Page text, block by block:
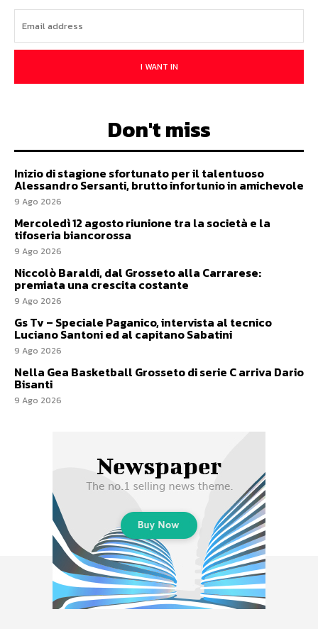
I WANT IN
Don't miss
Inizio di stagione sfortunato per il talentuoso
Alessandro Sersanti, brutto infortunio in amichevole
9 Ago 2026
Mercoledì 12 agosto riunione tra la società e la
tifoseria biancorossa
9 Ago 2026
Niccolò Baraldi, dal Grosseto alla Carrarese:
premiata una crescita costante
9 Ago 2026
Gs Tv – Speciale Paganico, intervista al tecnico
Luciano Santoni ed al capitano Sabatini
9 Ago 2026
Nella Gea Basketball Grosseto di serie C arriva Dario
Bisanti
9 Ago 2026